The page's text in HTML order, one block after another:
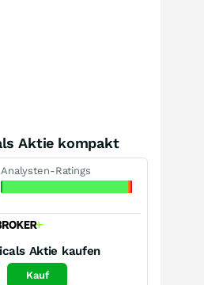
Aktie kompakt
Analysten-Ratings
Aktie kaufen
Kauf